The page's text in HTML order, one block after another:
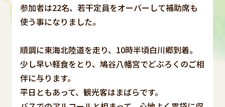
参加者は22名、若干定員をオーバーして補助席も
使う事になりました。
順調に東海北陸道を走り、10時半頃白川郷到着。
少し早い軽食をとり、鳩谷八幡宮でどぶろくのご相
伴に与ります。
平日ともあって、観光客はまばらです。